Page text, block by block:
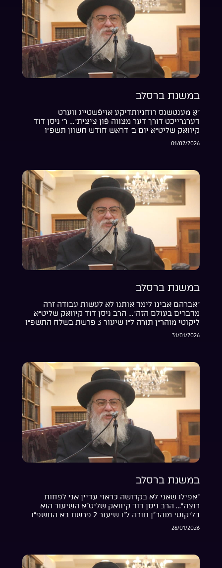
במשנת ברסלב
“אַ מענטשנס רוחניותדיקע אויפֿשטייג ווערט
דערגרייכט דורך דער מצווה פֿון ציצית”… ר’ ניסן דוד
קיוואק שליט”א יום ב’ דראש חודש חשוון תשפ”ו
01/02/2026
במשנת ברסלב
“אברהם אבינו לימד אותנו לא לעשות עבודה זרה
מדברים בעולם הזה”… הרב ניסן דוד קיוואק שליט”א
ליקוטי מוהר”ן תורה ל”ו שיעור 3 פרשת בשלח התשפ”ו
31/01/2026
במשנת ברסלב
“אפילו שאני לא בקדושה כראוי עדיין אני לפחות
רוצה”… הרב ניסן דוד קיוואק שליט”א השיעור הוא
בליקוטי מוהר”ן תורה ל”ו שיעור 2 פרשת בא התשפ”ו
26/01/2026